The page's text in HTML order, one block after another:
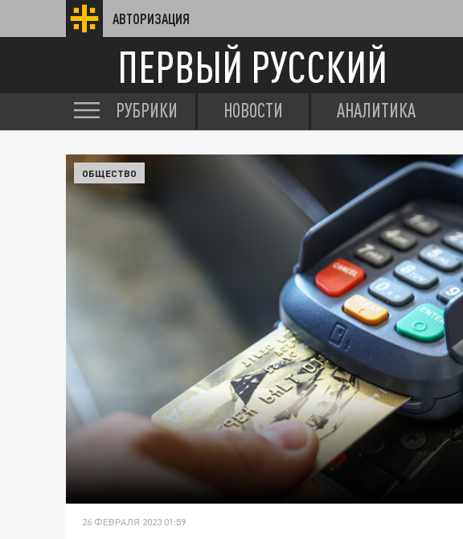
АВТОРИЗАЦИЯ
ПЕРВЫЙ РУССКИЙ
РУБРИКИ НОВОСТИ АНАЛИТИКА
ОБЩЕСТВО
26 ФЕВРАЛЯ 2023 01:59